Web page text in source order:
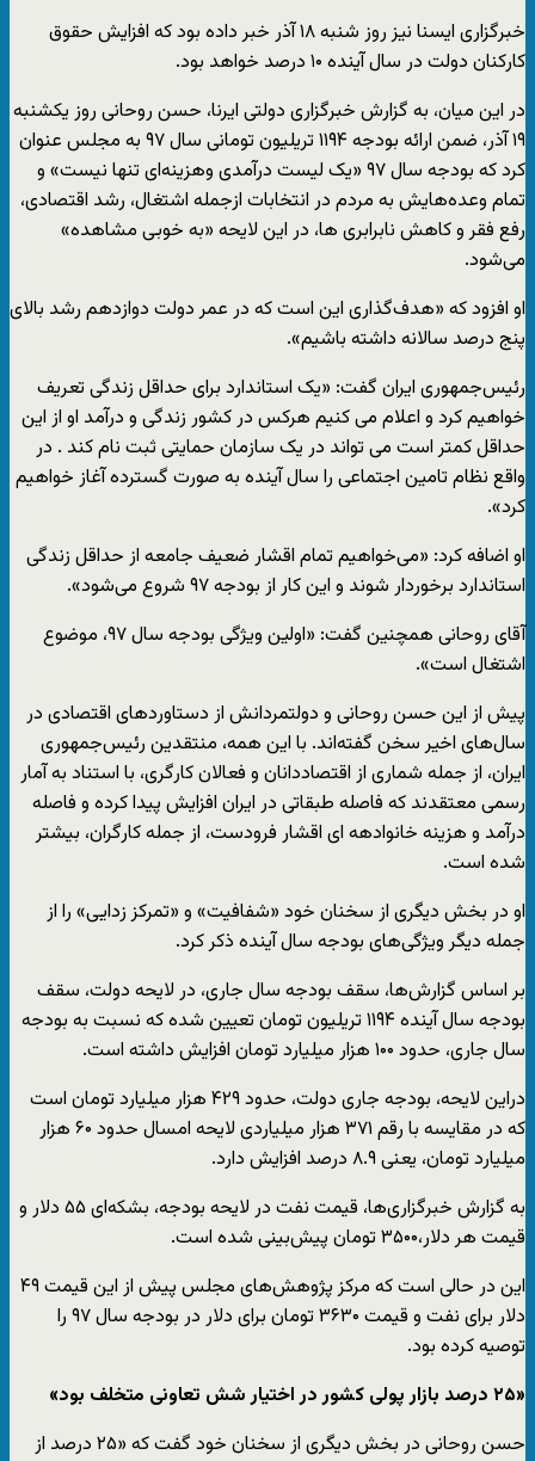
خبرگزاری ایسنا نیز روز شنبه ۱۸ آذر خبر داده بود که افزایش حقوق
کارکنان دولت در سال آینده ۱۰ درصد خواهد بود.
در این میان، به گزارش خبرگزاری دولتی ایرنا، حسن روحانی روز یکشنبه
۱۹ آذر، ضمن ارائه بودجه ۱۱۹۴ تریلیون تومانی سال ۹۷ به مجلس عنوان
کرد که بودجه سال ۹۷ «یک لیست درآمدی وهزینه‌ای تنها نیست» و
تمام وعده‌هایش به مردم در انتخابات ازجمله اشتغال، رشد اقتصادی،
رفع فقر و کاهش نابرابری ها، در این لایحه «به خوبی مشاهده»
می‌شود.
او افزود که «هدف‌گذاری این است که در عمر دولت دوازدهم رشد بالای
پنج درصد سالانه داشته باشیم».
رئیس‌جمهوری ایران گفت: «یک استاندارد برای حداقل زندگی تعریف
خواهیم کرد و اعلام می کنیم هرکس در کشور زندگی و درآمد او از این
حداقل کمتر است می تواند در یک سازمان حمایتی ثبت نام کند . در
واقع نظام تامین اجتماعی را سال آینده به صورت گسترده آغاز خواهیم
کرد».
او اضافه کرد: «می‌خواهیم تمام اقشار ضعیف جامعه از حداقل زندگی
استاندارد برخوردار شوند و این کار از بودجه ۹۷ شروع می‌شود».
آقای روحانی همچنین گفت: «اولین ویژگی بودجه سال ۹۷، موضوع
اشتغال است».
پیش از این حسن روحانی و دولتمردانش از دستاوردهای اقتصادی در
سال‌های اخیر سخن گفته‌اند. با این همه،‌ منتقدین رئیس‌جمهوری
ایران، از جمله شماری از اقتصاددانان و فعالان کارگری، ‌با استناد به آمار
رسمی معتقدند که فاصله طبقاتی در ایران افزایش پیدا کرده و فاصله
درآمد و هزینه خانوادهه ای اقشار فرودست، از جمله کارگران، بیشتر
شده است.
او در بخش دیگری از سخنان خود «شفافیت» و «تمرکز زدایی» را از
جمله دیگر ویژگی‌های بودجه سال آینده ذکر کرد.
بر اساس گزارش‌ها، سقف بودجه سال جاری، در لایحه دولت، سقف
بودجه سال آینده ۱۱۹۴ تریلیون تومان تعیین شده که نسبت به بودجه
سال جاری، حدود ۱۰۰ هزار میلیارد تومان افزایش داشته است.
دراین لایحه، بودجه جاری دولت، حدود ۴۲۹ هزار میلیارد تومان است
که در مقایسه با رقم ۳۷۱ هزار میلیاردی لایحه امسال حدود ۶۰ هزار
میلیارد تومان، یعنی ۸.۹ درصد افزایش دارد.
به گزارش خبرگزاری‌ها، قیمت نفت در لایحه بودجه، بشکه‌ای ۵۵ دلار و
قیمت هر دلار،‌۳۵۰۰ تومان پیش‌بینی شده است.
این در حالی است که مرکز پژوهش‌های مجلس پیش از این قیمت ۴۹
دلار برای نفت و قیمت ۳۶۳۰ تومان برای دلار در بودجه سال ۹۷ را
توصیه کرده بود.
«۲۵ درصد بازار پولی کشور در اختیار شش تعاونی متخلف بود»
حسن روحانی در بخش دیگری از سخنان خود گفت که «۲۵ درصد از